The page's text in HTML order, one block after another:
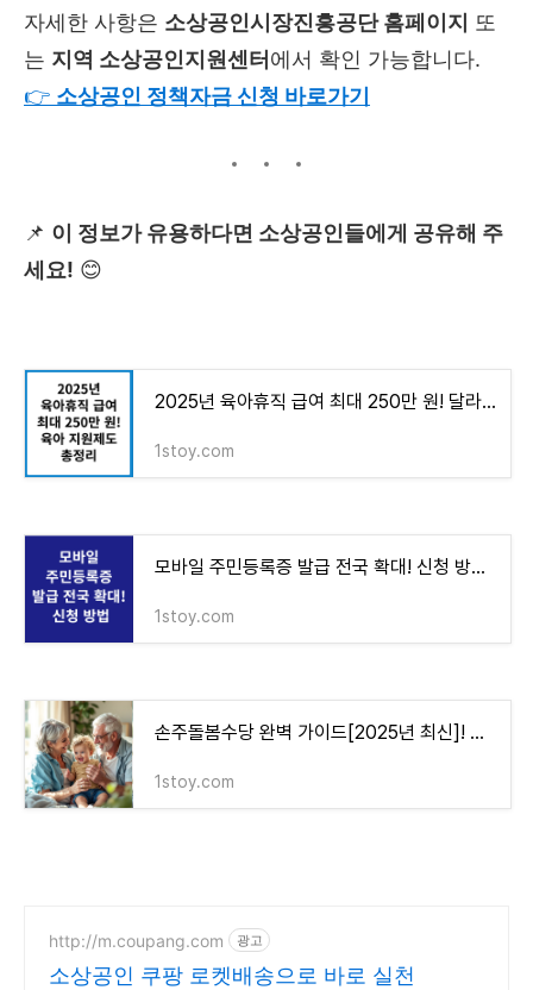
자세한 사항은 소상공인시장진흥공단 홈페이지 또
는 지역 소상공인지원센터 에서 확인 가능합니다.
👉 소상공인 정책자금 신청 바로가기
📌 이 정보가 유용하다면 소상공인들에게 공유해 주
세요! 😊
2025년 육아휴직 급여 최대 250만 원! 달라지는 육아 지원제도 총정리
1stoy.com
모바일 주민등록증 발급 전국 확대! 신청 방법 & 사용처 총정리
1stoy.com
손주돌봄수당 완벽 가이드[2025년 최신]! 지원 대상, 신청 방법, 금액까지 한눈에 정리
1stoy.com
http://m.coupang.com 광고
소상공인 쿠팡 로켓배송으로 바로 실천